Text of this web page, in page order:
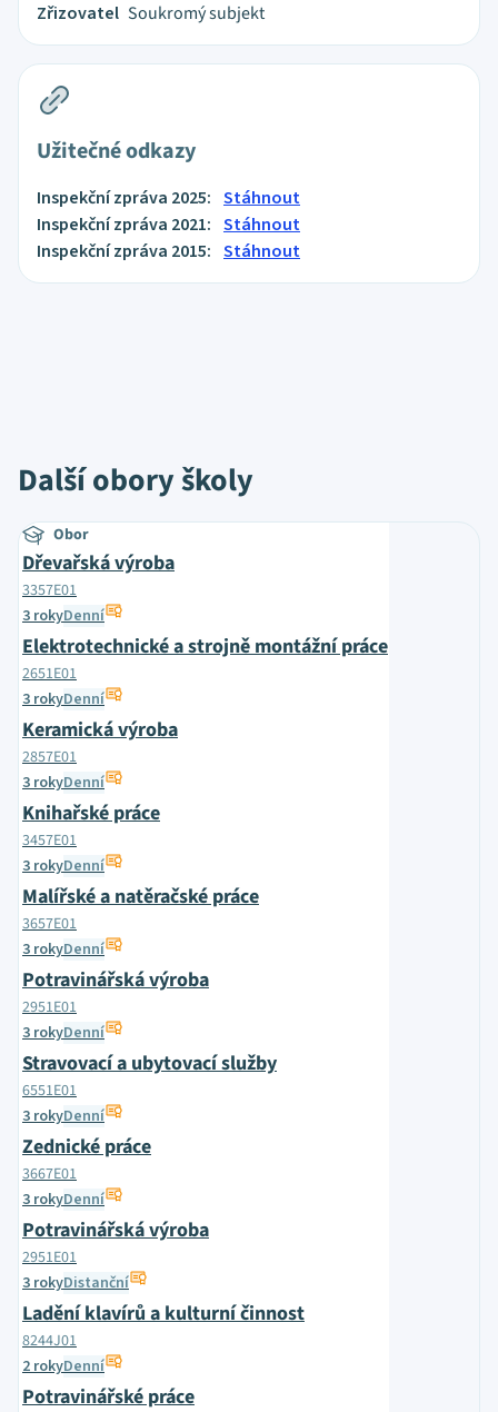
Zřizovatel Soukromý subjekt
Užitečné odkazy
Inspekční zpráva 2025: Stáhnout
Inspekční zpráva 2021: Stáhnout
Inspekční zpráva 2015: Stáhnout
Další obory školy
Obor
Dřevařská výroba
3357E01
3 rokyDenní
Elektrotechnické a strojně montážní práce
2651E01
3 rokyDenní
Keramická výroba
2857E01
3 rokyDenní
Knihařské práce
3457E01
3 rokyDenní
Malířské a natěračské práce
3657E01
3 rokyDenní
Potravinářská výroba
2951E01
3 rokyDenní
Stravovací a ubytovací služby
6551E01
3 rokyDenní
Zednické práce
3667E01
3 rokyDenní
Potravinářská výroba
2951E01
3 rokyDistanční
Ladění klavírů a kulturní činnost
8244J01
2 rokyDenní
Potravinářské práce